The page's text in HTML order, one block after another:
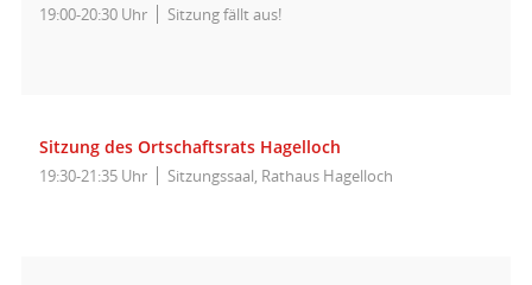
19:00-20:30 Uhr Sitzung fällt aus!
Sitzung des Ortschaftsrats Hagelloch
19:30-21:35 Uhr Sitzungssaal, Rathaus Hagelloch